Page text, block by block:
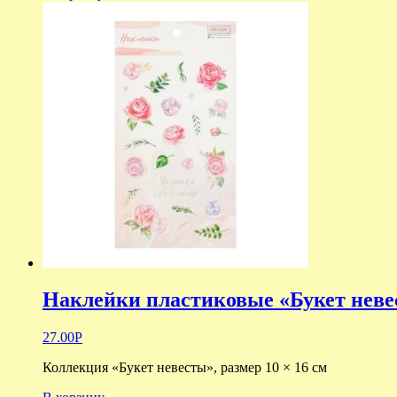
Наклейки пластиковые «Букет
27.00Р
Коллекция «Букет невесты», размер 10 × 16 см